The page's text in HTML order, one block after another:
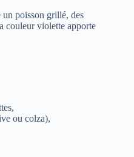
un poisson grillé, des
couleur violette apporte
ou colza),